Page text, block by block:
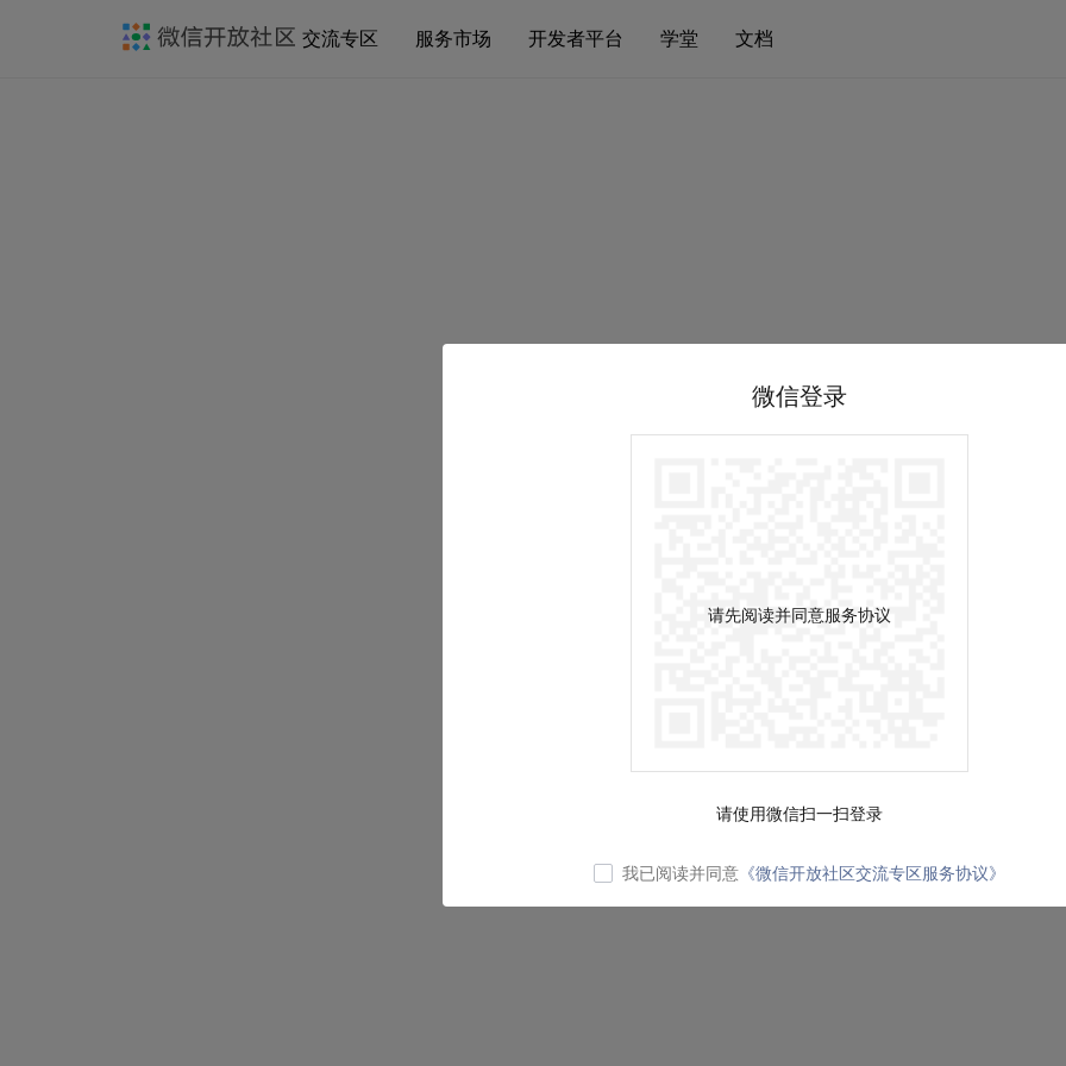
交流专区 服务市场 开发者平台 学堂 文档
微信登录
请先阅读并同意服务协议
请使用微信扫一扫登录
我已阅读并同意 《微信开放社区交流专区服务协议》